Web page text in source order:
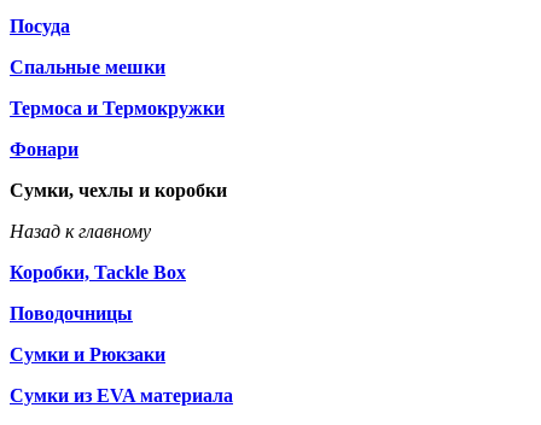
Посуда
Спальные мешки
Термоса и Термокружки
Фонари
Сумки, чехлы и коробки
Назад к главному
Коробки, Tackle Box
Поводочницы
Сумки и Рюкзаки
Сумки из EVA материала